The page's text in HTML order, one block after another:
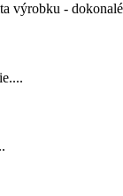
výrobku -